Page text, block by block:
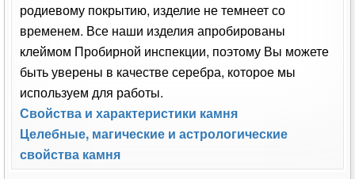
родиевому покрытию, изделие не темнеет со
временем. Все наши изделия апробированы
клеймом Пробирной инспекции, поэтому Вы можете
быть уверены в качестве серебра, которое мы
используем для работы.
Свойства и характеристики камня
Целебные, магические и астрологические
свойства камня